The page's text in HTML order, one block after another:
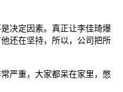
决定因素。真正让李佳琦爆
还在坚持，所以，公司把所
严重，大家都呆在家里，憋